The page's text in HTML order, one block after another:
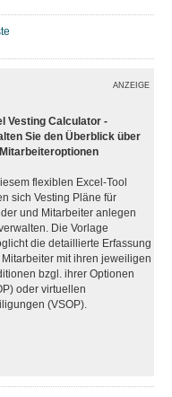
ANZEIGE
Vesting Calculator -
Sie den Überblick über
flexiblen Excel-Tool
sich Vesting Pläne für
und Mitarbeiter anlegen
Die Vorlage
die detaillierte Erfassung
mit ihren jeweiligen
bzgl. ihrer Optionen
oder virtuellen
(VSOP).